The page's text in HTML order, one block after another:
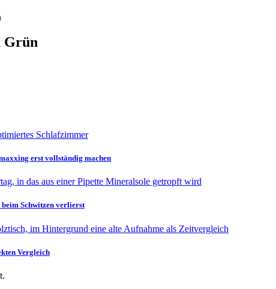
Grün
erst vollständig machen
Schwitzen verlierst
Vergleich